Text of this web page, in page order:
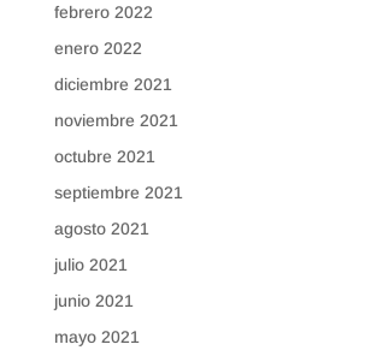
febrero 2022
enero 2022
diciembre 2021
noviembre 2021
octubre 2021
septiembre 2021
agosto 2021
julio 2021
junio 2021
mayo 2021